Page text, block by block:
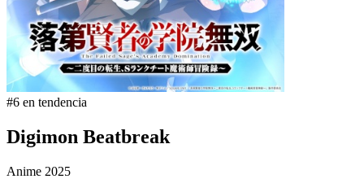
#6 en tendencia
Digimon Beatbreak
Anime 2025